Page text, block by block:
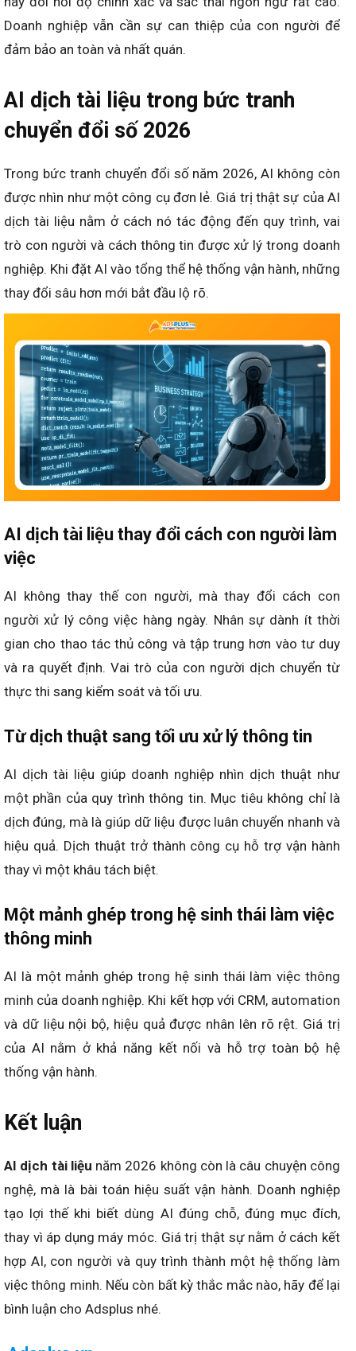
Doanh nghiệp vẫn cần sự can thiệp của con người để
đảm bảo an toàn và nhất quán.
AI dịch tài liệu trong bức tranh
chuyển đổi số 2026
Trong bức tranh chuyển đổi số năm 2026, AI không còn
được nhìn như một công cụ đơn lẻ. Giá trị thật sự của AI
dịch tài liệu nằm ở cách nó tác động đến quy trình, vai
trò con người và cách thông tin được xử lý trong doanh
nghiệp. Khi đặt AI vào tổng thể hệ thống vận hành, những
thay đổi sâu hơn mới bắt đầu lộ rõ.
AI dịch tài liệu thay đổi cách con người làm
việc
AI không thay thế con người, mà thay đổi cách con
người xử lý công việc hàng ngày. Nhân sự dành ít thời
gian cho thao tác thủ công và tập trung hơn vào tư duy
và ra quyết định. Vai trò của con người dịch chuyển từ
thực thi sang kiểm soát và tối ưu.
Từ dịch thuật sang tối ưu xử lý thông tin
AI dịch tài liệu giúp doanh nghiệp nhìn dịch thuật như
một phần của quy trình thông tin. Mục tiêu không chỉ là
dịch đúng, mà là giúp dữ liệu được luân chuyển nhanh và
hiệu quả. Dịch thuật trở thành công cụ hỗ trợ vận hành
thay vì một khâu tách biệt.
Một mảnh ghép trong hệ sinh thái làm việc
thông minh
AI là một mảnh ghép trong hệ sinh thái làm việc thông
minh của doanh nghiệp. Khi kết hợp với CRM, automation
và dữ liệu nội bộ, hiệu quả được nhân lên rõ rệt. Giá trị
của AI nằm ở khả năng kết nối và hỗ trợ toàn bộ hệ
thống vận hành.
Kết luận
AI dịch tài liệu năm 2026 không còn là câu chuyện công
nghệ, mà là bài toán hiệu suất vận hành. Doanh nghiệp
tạo lợi thế khi biết dùng AI đúng chỗ, đúng mục đích,
thay vì áp dụng máy móc. Giá trị thật sự nằm ở cách kết
hợp AI, con người và quy trình thành một hệ thống làm
việc thông minh. Nếu còn bất kỳ thắc mắc nào, hãy để lại
bình luận cho Adsplus nhé.